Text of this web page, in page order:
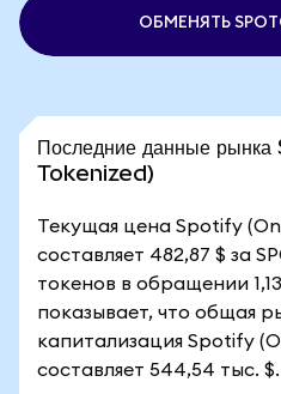
ОБМЕНЯТЬ
Последние данные
Tokenized)
Текущая цена Spotify
составляет 482,87 $ за
токенов в обращении
показывает, что общая
капитализация Spotify
составляет 544,54 тыс. $.